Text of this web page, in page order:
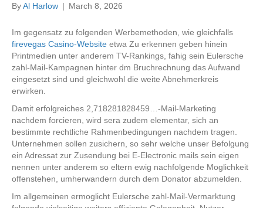
ByAl Harlow | March 8, 2026
Im gegensatz zu folgenden Werbemethoden, wie gleichfalls
firevegas Casino-Website etwa Zu erkennen geben hinein
Printmedien unter anderem TV-Rankings, fahig sein Eulersche
zahl-Mail-Kampagnen hinter dm Bruchrechnung das Aufwand
eingesetzt sind und gleichwohl die weite Abnehmerkreis
erwirken.
Damit erfolgreiches 2,718281828459…-Mail-Marketing
nachdem forcieren, wird sera zudem elementar, sich an
bestimmte rechtliche Rahmenbedingungen nachdem tragen.
Unternehmen sollen zusichern, so sehr welche unser Befolgung
ein Adressat zur Zusendung bei E-Electronic mails sein eigen
nennen unter anderem so eltern ewig nachfolgende Moglichkeit
offenstehen, umherwandern durch dem Donator abzumelden.
Im allgemeinen ermoglicht Eulersche zahl-Mail-Vermarktung